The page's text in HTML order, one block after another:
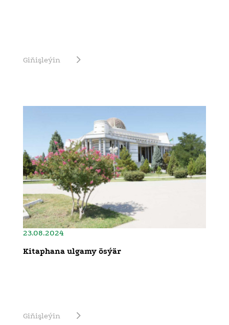
Giňişleýin
23.08.2024
Kitaphana ulgamy ösýär
Giňişleýin